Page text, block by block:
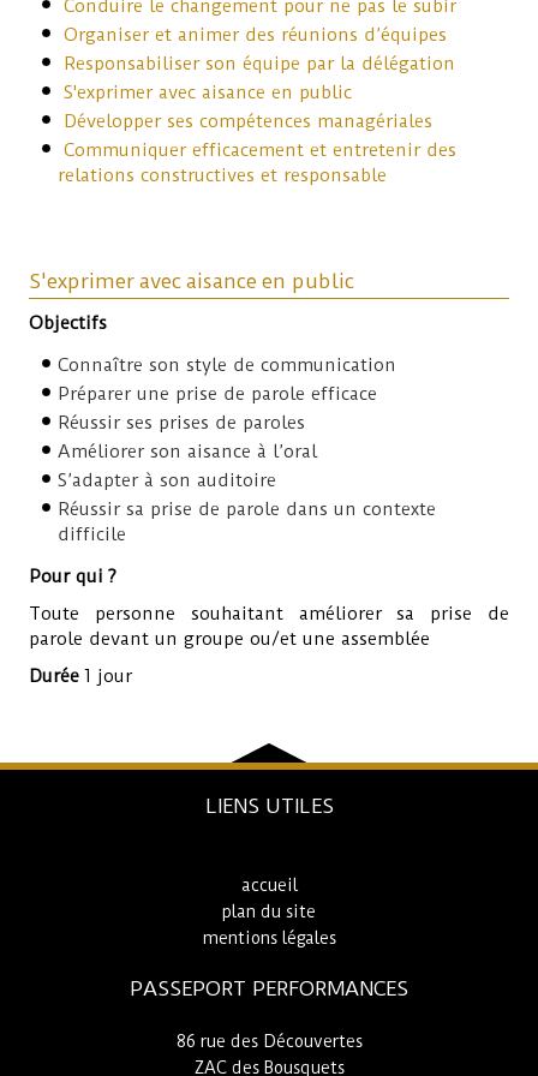
Conduire le changement pour ne pas le subir
Organiser et animer des réunions d’équipes
Responsabiliser son équipe par la délégation
S'exprimer avec aisance en public
Développer ses compétences managériales
Communiquer efficacement et entretenir des
relations constructives et responsable
S'exprimer avec aisance en public
Objectifs
Connaître son style de communication
Préparer une prise de parole efficace
Réussir ses prises de paroles
Améliorer son aisance à l’oral
S’adapter à son auditoire
Réussir sa prise de parole dans un contexte
difficile
Pour qui ?
Toute personne souhaitant améliorer sa prise de
parole devant un groupe ou/et une assemblée
Durée 1 jour
LIENS UTILES
accueil
plan du site
mentions légales
PASSEPORT PERFORMANCES
86 rue des Découvertes
ZAC des Bousquets